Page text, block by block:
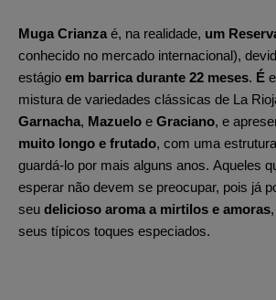
Muga Crianza é, na realidade, um
conhecido no mercado internacional),
estágio em barrica durante 22 meses. É
mistura de variedades clássicas de La
Garnacha, Mazuelo e Graciano, e
muito longo e frutado, com uma
guardá-lo por mais alguns anos. Aqueles
esperar não devem se preocupar, pois já
seu delicioso aroma a mirtilos e amoras
seus típicos toques especiados.